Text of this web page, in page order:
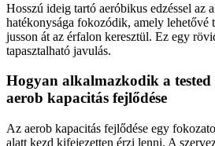
Hosszú ideig tartó aeróbikus edzéssel az
hatékonysága fokozódik, amely lehetővé
jusson át az érfalon keresztül. Ez egy
tapasztalható javulás.
Hogyan alkalmazkodik a tested
aerob kapacitás fejlődése
Az aerob kapacitás fejlődése egy
alatt kezd kifejezetten érzi lenni. A